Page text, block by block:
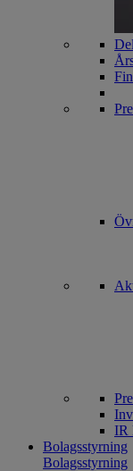
IR
Bolagsstyrning
Bolagsstyrning